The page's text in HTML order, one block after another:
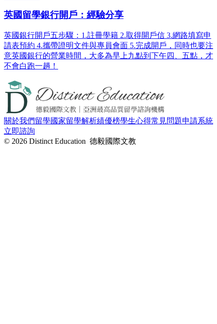
英國留學銀行開戶：經驗分享
英國銀行開戶五步驟：1.註冊學籍 2.取得開戶信 3.網路填寫申
請表預約 4.攜帶證明文件與專員會面 5.完成開戶，同時也要注
意英國銀行的營業時間，大多為早上九點到下午四、五點，才
不會白跑一趟！
關於我們留學國家留學解析績優榜學生心得常見問題申請系統
立即諮詢
© 2026 Distinct Education 德毅國際文教